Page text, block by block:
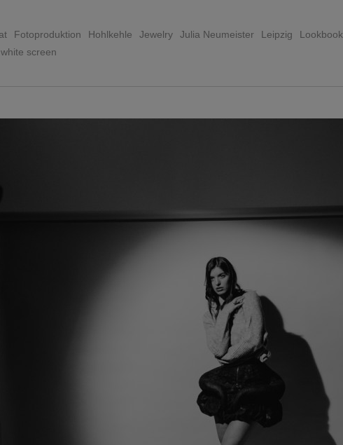
Fotoproduktion Hohlkehle Jewelry Julia Neumeister Leipzig Lookbook
white screen